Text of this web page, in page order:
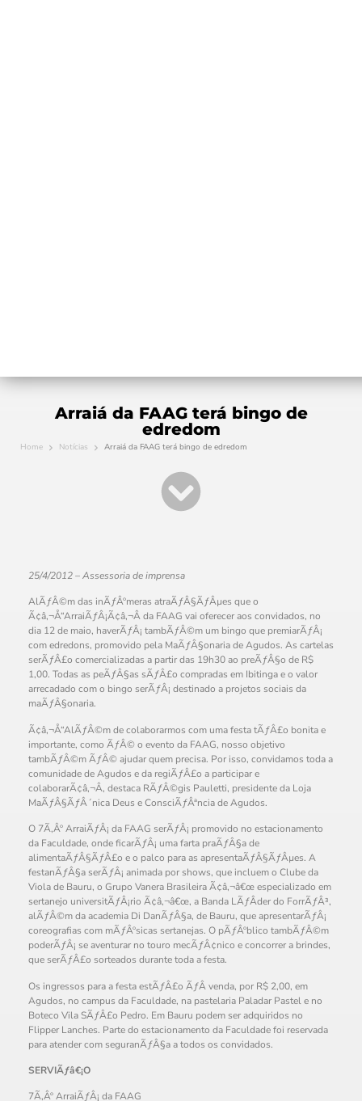
Arraiá da FAAG terá bingo de
edredom
Home Notícias Arraiá da FAAG terá bingo de edredom
25/4/2012 – Assessoria de imprensa
AlÃƒÂ©m das inÃƒÂºmeras atraÃƒÂ§ÃƒÂµes que o
Ã¢â‚¬Å“ArraiÃƒÂ¡Ã¢â‚¬Â da FAAG vai oferecer aos convidados, no
dia 12 de maio, haverÃƒÂ¡ tambÃƒÂ©m um bingo que premiarÃƒÂ¡
com edredons, promovido pela MaÃƒÂ§onaria de Agudos. As cartelas
serÃƒÂ£o comercializadas a partir das 19h30 ao preÃƒÂ§o de R$
1,00. Todas as peÃƒÂ§as sÃƒÂ£o compradas em Ibitinga e o valor
arrecadado com o bingo serÃƒÂ¡ destinado a projetos sociais da
maÃƒÂ§onaria.
Ã¢â‚¬Å“AlÃƒÂ©m de colaborarmos com uma festa tÃƒÂ£o bonita e
importante, como ÃƒÂ© o evento da FAAG, nosso objetivo
tambÃƒÂ©m ÃƒÂ© ajudar quem precisa. Por isso, convidamos toda a
comunidade de Agudos e da regiÃƒÂ£o a participar e
colaborarÃ¢â‚¬Â, destaca RÃƒÂ©gis Pauletti, presidente da Loja
MaÃƒÂ§ÃƒÂ´nica Deus e ConsciÃƒÂªncia de Agudos.
O 7Ã‚Âº ArraiÃƒÂ¡ da FAAG serÃƒÂ¡ promovido no estacionamento
da Faculdade, onde ficarÃƒÂ¡ uma farta praÃƒÂ§a de
alimentaÃƒÂ§ÃƒÂ£o e o palco para as apresentaÃƒÂ§ÃƒÂµes. A
festanÃƒÂ§a serÃƒÂ¡ animada por shows, que incluem o Clube da
Viola de Bauru, o Grupo Vanera Brasileira Ã¢â‚¬â€œ especializado em
sertanejo universitÃƒÂ¡rio Ã¢â‚¬â€œ, a Banda LÃƒÂ­der do ForrÃƒÂ³,
alÃƒÂ©m da academia Di DanÃƒÂ§a, de Bauru, que apresentarÃƒÂ¡
coreografias com mÃƒÂºsicas sertanejas. O pÃƒÂºblico tambÃƒÂ©m
poderÃƒÂ¡ se aventurar no touro mecÃƒÂ¢nico e concorrer a brindes,
que serÃƒÂ£o sorteados durante toda a festa.
Os ingressos para a festa estÃƒÂ£o ÃƒÂ venda, por R$ 2,00, em
Agudos, no campus da Faculdade, na pastelaria Paladar Pastel e no
Boteco Vila SÃƒÂ£o Pedro. Em Bauru podem ser adquiridos no
Flipper Lanches. Parte do estacionamento da Faculdade foi reservada
para atender com seguranÃƒÂ§a a todos os convidados.
SERVIÃƒâ€¡O
7Ã‚Âº ArraiÃƒÂ¡ da FAAG